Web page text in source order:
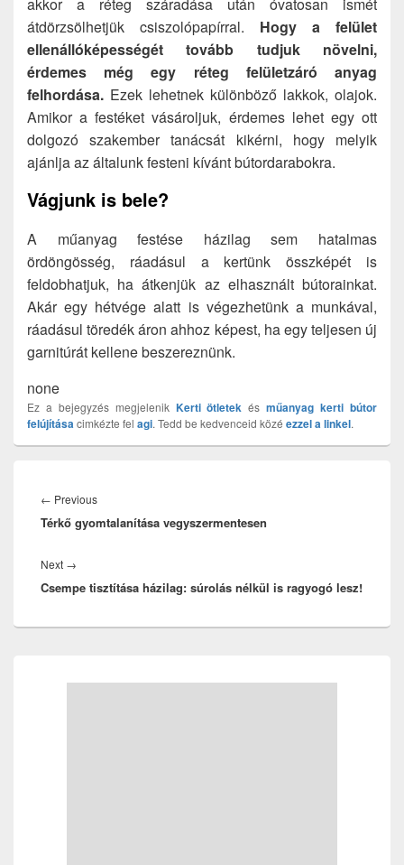
akkor a réteg száradása után óvatosan ismét
átdörzsölhetjük csiszolópapírral. Hogy a felület
ellenállóképességét tovább tudjuk növelni,
érdemes még egy réteg felületzáró anyag
felhordása. Ezek lehetnek különböző lakkok, olajok.
Amikor a festéket vásároljuk, érdemes lehet egy ott
dolgozó szakember tanácsát kikérni, hogy melyik
ajánlja az általunk festeni kívánt bútordarabokra.
Vágjunk is bele?
A műanyag festése házilag sem hatalmas
ördöngösség, ráadásul a kertünk összképét is
feldobhatjuk, ha átkenjük az elhasznált bútorainkat.
Akár egy hétvége alatt is végezhetünk a munkával,
ráadásul töredék áron ahhoz képest, ha egy teljesen új
garnitúrát kellene beszereznünk.
none
Ez a bejegyzés megjelenik Kerti ötletek ésműanyag kerti bútor
felújítása cimkézte fel agi. Tedd be kedvenceid közé ezzel a linkel.
navigáció
← PreviousPrevious
post:
Térkő gyomtalanítása vegyszermentesen
Next →
post:
Csempe tisztítása házilag: súrolás nélkül is ragyogó lesz!